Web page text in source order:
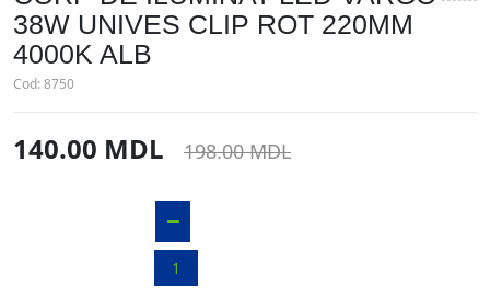
38W UNIVES CLIP ROT 220MM
4000K ALB
Cod:8750
140.00 MDL 198.00 MDL